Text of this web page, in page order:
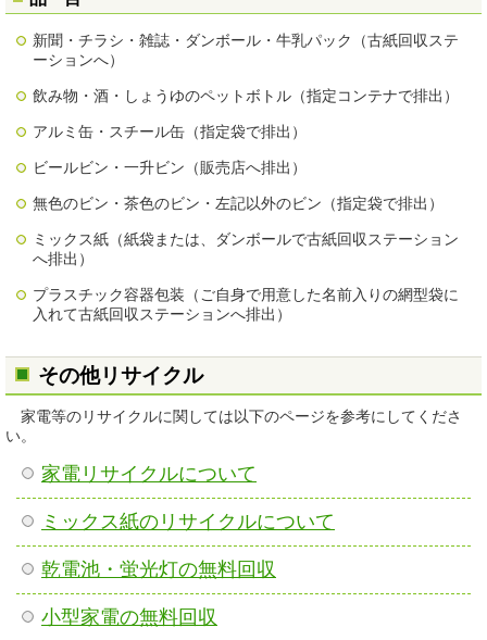
新聞・チラシ・雑誌・ダンボール・牛乳パック（古紙回収ステ
ーションへ）
飲み物・酒・しょうゆのペットボトル（指定コンテナで排出）
アルミ缶・スチール缶（指定袋で排出）
ビールビン・一升ビン（販売店へ排出）
無色のビン・茶色のビン・左記以外のビン（指定袋で排出）
ミックス紙（紙袋または、ダンボールで古紙回収ステーション
へ排出）
プラスチック容器包装（ご自身で用意した名前入りの網型袋に
入れて古紙回収ステーションへ排出）
その他リサイクル
家電等のリサイクルに関しては以下のページを参考にしてくださ
い。
家電リサイクルについて
ミックス紙のリサイクルについて
乾電池・蛍光灯の無料回収
小型家電の無料回収